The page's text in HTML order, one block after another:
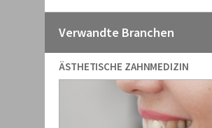
Verwandte Branchen
ÄSTHETISCHE ZAHNMEDIZIN